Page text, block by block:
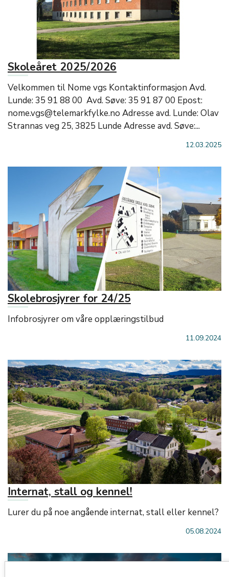
Skoleåret 2025/2026
Velkommen til Nome vgs Kontaktinformasjon Avd.
Lunde: 35 91 88 00 Avd. Søve: 35 91 87 00 Epost:
nome.vgs@telemarkfylke.no Adresse avd. Lunde: Olav
Strannas veg 25, 3825 Lunde Adresse avd. Søve:...
12.03.2025
Skolebrosjyrer for 24/25
Infobrosjyrer om våre opplæringstilbud
11.09.2024
Internat, stall og kennel!
Lurer du på noe angående internat, stall eller kennel?
05.08.2024